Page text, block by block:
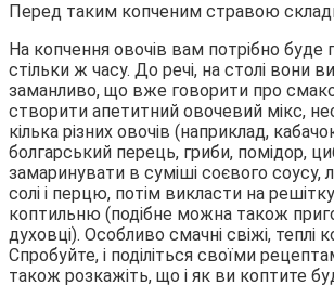
Перед таким копченим стравою
На копчення овочів вам потрібно буде
стільки ж часу. До речі, на столі вони
заманливо, що вже говорити про
створити апетитний овочевий мікс,
кілька різних овочів (наприклад,
болгарський перець, гриби, помідор,
замаринувати в суміші соєвого соусу,
солі і перцю, потім викласти на
коптильню (подібне можна також
духовці). Особливо смачні свіжі, теплі
Спробуйте, і поділіться своїми
також розкажіть, що і як ви коптите